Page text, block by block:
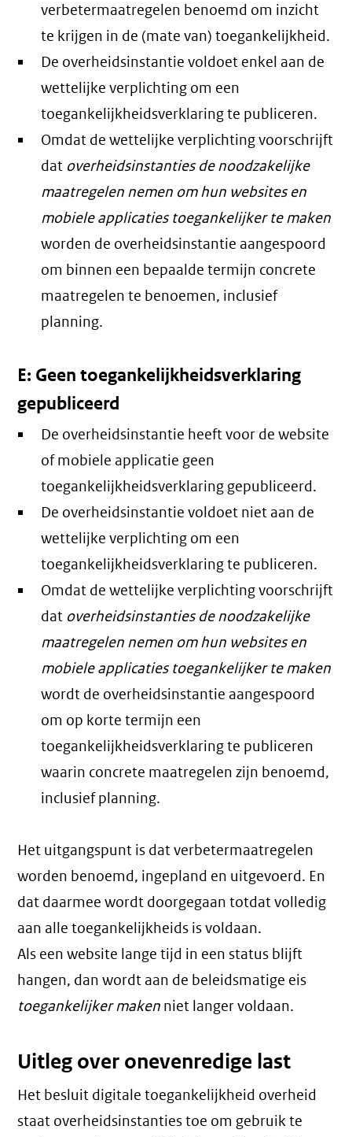
verbetermaatregelen benoemd om inzicht
te krijgen in de (mate van) toegankelijkheid.
De overheidsinstantie voldoet enkel aan de
wettelijke verplichting om een
toegankelijkheidsverklaring te publiceren.
Omdat de wettelijke verplichting voorschrijft
dat overheidsinstanties de noodzakelijke
maatregelen nemen om hun websites en
mobiele applicaties toegankelijker te maken
worden de overheidsinstantie aangespoord
om binnen een bepaalde termijn concrete
maatregelen te benoemen, inclusief
planning.
E: Geen toegankelijkheidsverklaring
gepubliceerd
De overheidsinstantie heeft voor de website
of mobiele applicatie geen
toegankelijkheidsverklaring gepubliceerd.
De overheidsinstantie voldoet niet aan de
wettelijke verplichting om een
toegankelijkheidsverklaring te publiceren.
Omdat de wettelijke verplichting voorschrijft
dat overheidsinstanties de noodzakelijke
maatregelen nemen om hun websites en
mobiele applicaties toegankelijker te maken
wordt de overheidsinstantie aangespoord
om op korte termijn een
toegankelijkheidsverklaring te publiceren
waarin concrete maatregelen zijn benoemd,
inclusief planning.
Het uitgangspunt is dat verbetermaatregelen
worden benoemd, ingepland en uitgevoerd. En
dat daarmee wordt doorgegaan totdat volledig
aan alle toegankelijkheids is voldaan.
Als een website lange tijd in een status blijft
hangen, dan wordt aan de beleidsmatige eis
toegankelijker maken niet langer voldaan.
Uitleg over onevenredige last
Het besluit digitale toegankelijkheid overheid
staat overheidsinstanties toe om gebruik te